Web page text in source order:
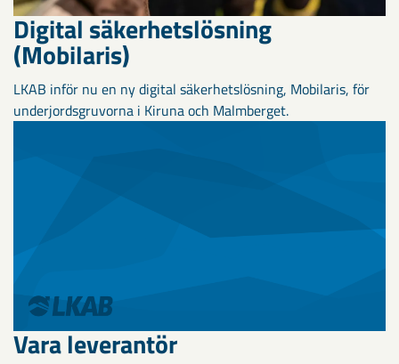
Digital säkerhetslösning
(Mobilaris)
LKAB inför nu en ny digital säkerhetslösning, Mobilaris, för
underjordsgruvorna i Kiruna och Malmberget.
Vara leverantör